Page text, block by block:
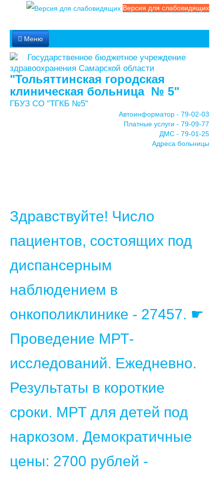
Версия для слабовидящих
Меню
Службы
Медицинские услуги
Государственное бюджетное учреждение
здравоохранения Самарской области
"Тольяттинская городская
клиническая больница № 5"
ГБУЗ СО "ТГКБ №5"
Автоинформатор - 79-02-03
Платные услуги - 79-09-77
ДМС - 79-01-25
Адреса больницы
Здравствуйте! Число
пациентов, состоящих под
диспансерным
наблюдением в
онкополиклинике - 27457. ☛
Проведение МРТ-
исследований. Ежедневно.
Результаты в короткие
сроки. МРТ для детей под
наркозом. Демократичные
цены: 2700 рублей -